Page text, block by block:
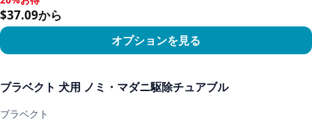
$37.09から
オプションを見る
ブラベクト 犬用 ノミ・マダニ駆除チュアブル
ブラベクト